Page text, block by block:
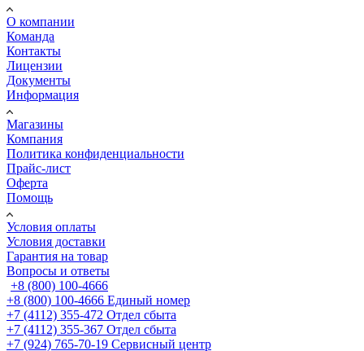
О компании
Команда
Контакты
Лицензии
Документы
Информация
Магазины
Компания
Политика конфиденциальности
Прайс-лист
Оферта
Помощь
Условия оплаты
Условия доставки
Гарантия на товар
Вопросы и ответы
+8 (800) 100-4666
+8 (800) 100-4666 Единый номер
+7 (4112) 355-472 Отдел сбыта
+7 (4112) 355-367 Отдел сбыта
+7 (924) 765-70-19 Сервисный центр